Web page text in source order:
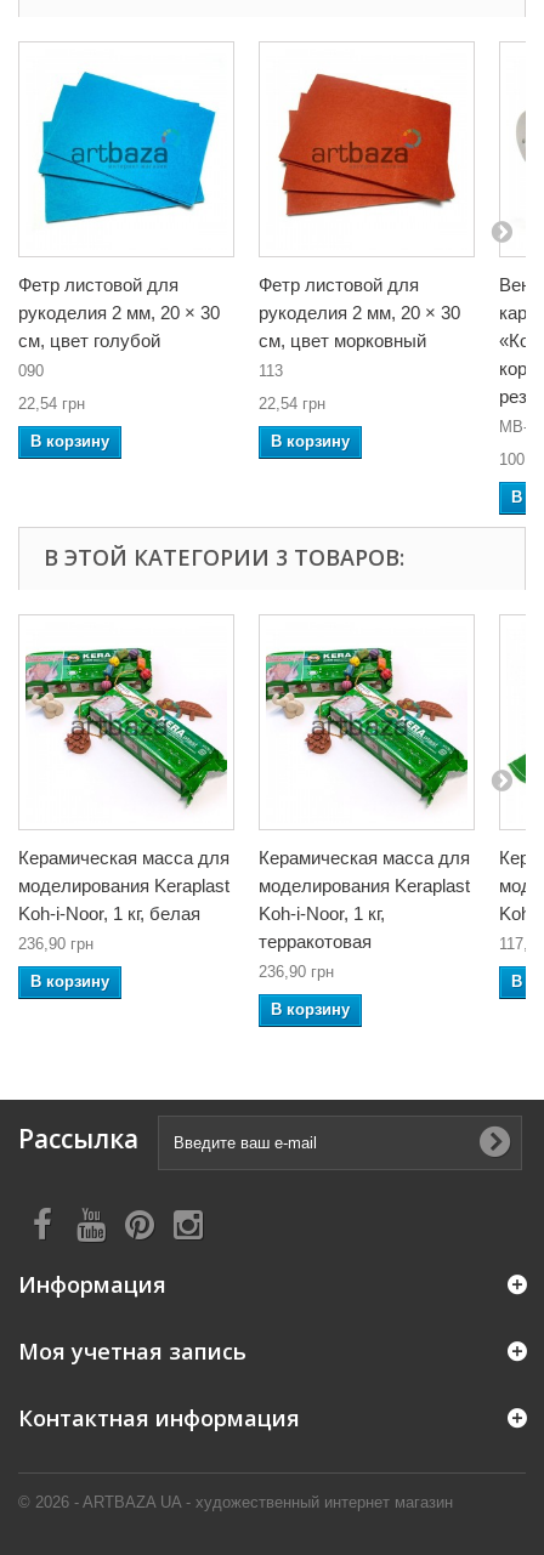
Фетр листовой для
рукоделия 2 мм, 20 × 30
см, цвет голубой
090
22,54 грн
В корзину
Фетр листовой для
рукоделия 2 мм, 20 × 30
см, цвет морковный
113
22,54 грн
В корзину
MB-
В
В ЭТОЙ КАТЕГОРИИ 3 ТОВАРОВ:
Керамическая масса для
моделирования Keraplast
Koh-i-Noor, 1 кг, белая
236,90 грн
В корзину
Керамическая масса для
моделирования Keraplast
Koh-i-Noor, 1 кг,
терракотовая
236,90 грн
В корзину
Koh-
В
Рассылка
Информация
© 2026 - ARTBAZA UA - художественный интернет магазин
Моя учетная запись
Контактная информация